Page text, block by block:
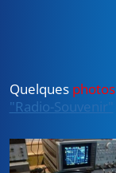
Quelques photos
"Radio-Souvenir"